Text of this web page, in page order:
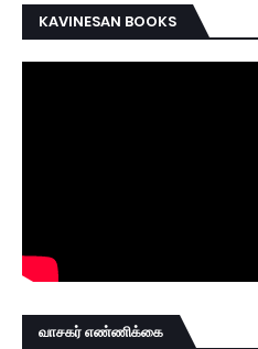
KAVINESAN BOOKS
வாசகர் எண்ணிக்கை